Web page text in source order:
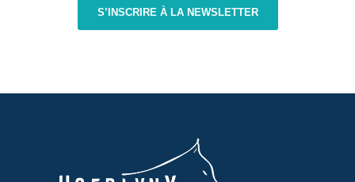
S’INSCRIRE À LA NEWSLETTER